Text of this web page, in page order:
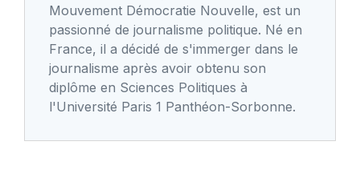
Mouvement Démocratie Nouvelle, est un
passionné de journalisme politique. Né en
France, il a décidé de s'immerger dans le
journalisme après avoir obtenu son
diplôme en Sciences Politiques à
l'Université Paris 1 Panthéon-Sorbonne.